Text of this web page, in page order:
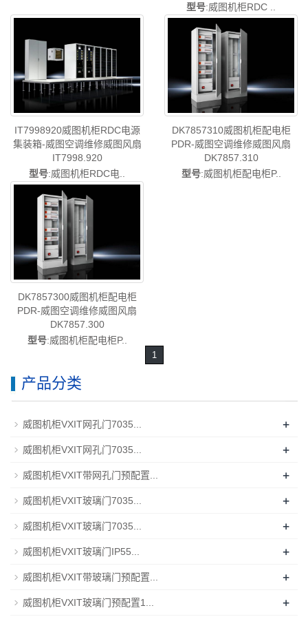
型号:威图机柜RDC ..
IT7998920威图机柜RDC电源
集装箱-威图空调维修威图风扇
IT7998.920
型号:威图机柜RDC电..
DK7857310威图机柜配电柜
PDR-威图空调维修威图风扇
DK7857.310
型号:威图机柜配电柜P..
DK7857300威图机柜配电柜
PDR-威图空调维修威图风扇
DK7857.300
型号:威图机柜配电柜P..
1
产品分类
威图机柜VXIT网孔门7035... +
威图机柜VXIT网孔门7035... +
威图机柜VXIT带网孔门预配置... +
威图机柜VXIT玻璃门7035... +
威图机柜VXIT玻璃门7035... +
威图机柜VXIT玻璃门IP55... +
威图机柜VXIT带玻璃门预配置... +
威图机柜VXIT玻璃门预配置1... +